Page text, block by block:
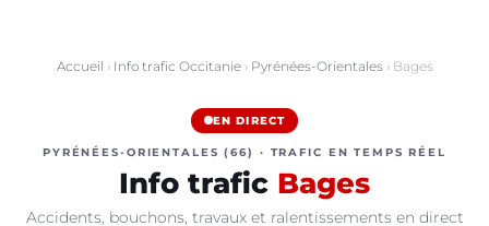
Accueil › Info trafic Occitanie› Pyrénées-Orientales› Bages
EN DIRECT
PYRÉNÉES-ORIENTALES (66) · TRAFIC EN TEMPS RÉEL
Info trafic Bages
Accidents, bouchons, travaux et ralentissements en direct